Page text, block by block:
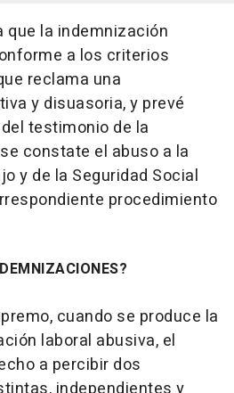
que la indemnización
a los criterios
reclama una
y disuasoria, y prevé
testimonio de la
constate el abuso a la
y de la Seguridad Social
procedimiento
cuando se produce la
laboral abusiva, el
a percibir dos